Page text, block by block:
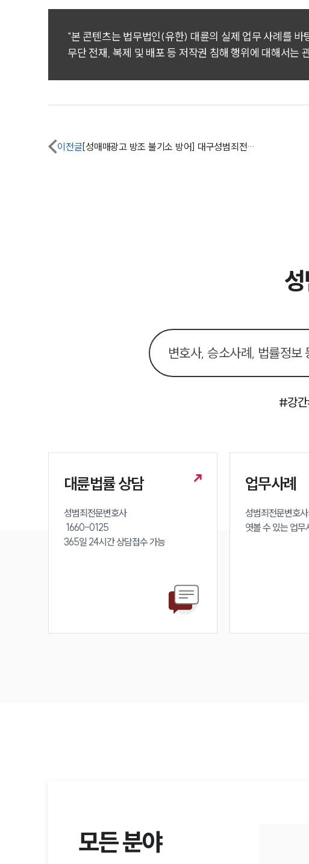
"본 콘텐츠는 법무법인(유한) 대륜의 실제 업무 사례를
무단 전재, 복제 및 배포 등 저작권 침해 행위에 대해서는
이전글 [성매매광고 방조 불기소 방어] 대구성범죄전문변호사, 성매매알선 등 방조혐의 피의자 성매매기소유예 받아내
#강간
대륜법률 상담
성범죄전문변호사
365일 24시간 상담접수 가능
업무사례
성범죄전문변호
엿볼 수 있는 업무
모든 분야